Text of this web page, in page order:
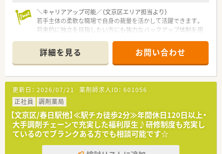
＼キャリアアップ可能／（文京区エリア担当より）
若手主体の柔軟な職場で自身の裁量を活かして活躍できます。
将来的に独立を目指したい方にも強力なバックアップ体制を用
＊------------------------------------------＊
【店舗情報と応需状況について】
■千石駅から徒歩1分の好立地にある調剤薬局となります。
■内科や循環器科や皮膚科や歯科など幅広く応需しています。
■薬剤師は常勤1名と非常勤6名体制で運営しています。
【勤務実態について】
■平日は9時から19時まで土曜は13時半までの開局です。
■日祝休みに加えてシフトによるお休みが取得できます。
■時間外手当など各種手当がしっかりと支給されます。
詳細を見る お問い合わせ
更新日： 2026/07/21 薬剤師求人ID： 601056
正社員
調剤薬局
【文京区/春日駅他】≪駅チカ徒歩2分≫年間休日120日以上・
大手調剤チェーンで充実した福利厚生♪研修制度も充実し
ているのでブランクある方でも相談可能です☆